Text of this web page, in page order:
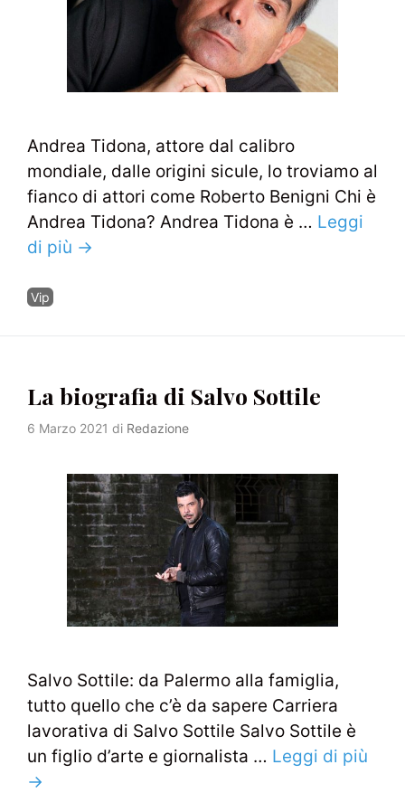
Andrea Tidona, attore dal calibro
mondiale, dalle origini sicule, lo troviamo al
fianco di attori come Roberto Benigni Chi è
Andrea Tidona? Andrea Tidona è … Leggi
di più →
Categorie
Vip
La biografia di Salvo Sottile
6 Marzo 2021 di Redazione
Salvo Sottile: da Palermo alla famiglia,
tutto quello che c’è da sapere Carriera
lavorativa di Salvo Sottile Salvo Sottile è
un figlio d’arte e giornalista … Leggi di più
→